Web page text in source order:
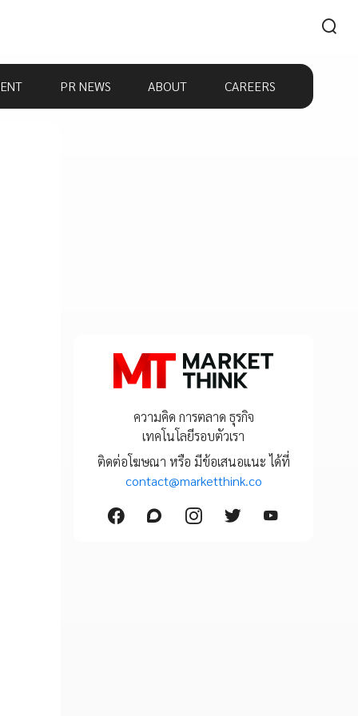
PR NEWS ABOUT CAREERS
ความคิด การตลาด ธุรกิจ
เทคโนโลยีรอบตัวเรา
ติดต่อโฆษณา หรือ มีข้อเสนอแนะ ได้ที่
contact@marketthink.co